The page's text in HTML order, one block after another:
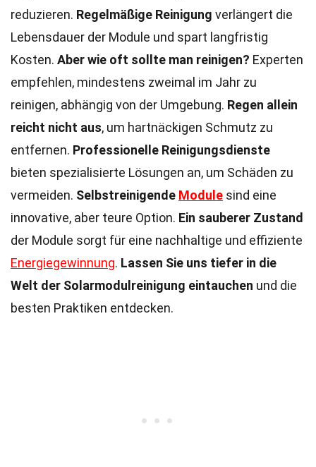
reduzieren. Regelmäßige Reinigung verlängert die
Lebensdauer der Module und spart langfristig
Kosten. Aber wie oft sollte man reinigen? Experten
empfehlen, mindestens zweimal im Jahr zu
reinigen, abhängig von der Umgebung. Regen allein
reicht nicht aus, um hartnäckigen Schmutz zu
entfernen. Professionelle Reinigungsdienste
bieten spezialisierte Lösungen an, um Schäden zu
vermeiden. Selbstreinigende Module sind eine
innovative, aber teure Option. Ein sauberer Zustand
der Module sorgt für eine nachhaltige und effiziente
Energiegewinnung. Lassen Sie uns tiefer in die
Welt der Solarmodulreinigung eintauchen und die
besten Praktiken entdecken.